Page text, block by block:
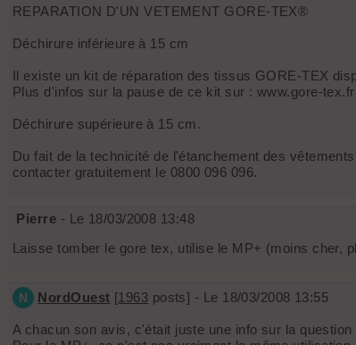
REPARATION D'UN VETEMENT GORE-TEX®
Déchirure inférieure à 15 cm
Il existe un kit de réparation des tissus GORE-TEX
Plus d'infos sur la pause de ce kit sur : www.gore-
Déchirure supérieure à 15 cm.
Du fait de la technicité de l'étanchement des
contacter gratuitement le 0800 096 096.
Pierre - Le 18/03/2008 13:48
Laisse tomber le gore tex, utilise le MP+ (moins cher,
N NordOuest [1963 posts] - Le 18/03/2008 13:55
A chacun son avis, c'était juste une info sur la question